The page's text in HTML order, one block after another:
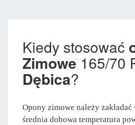
Kiedy stosować
Zimowe 165/70
Dębica?
Opony zimowe należy
średnia dobowa temperatura